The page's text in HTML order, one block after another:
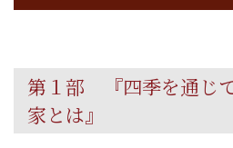
第１部 『四季を通じ
家とは』